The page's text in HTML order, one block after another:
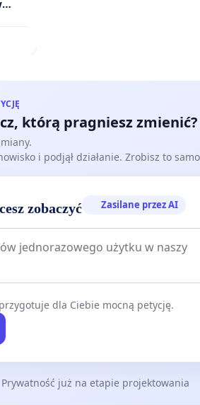
którą pragniesz zmienić?
i podjął działanie. Zrobisz to
zobaczyć Zasilane przez AI
dla Ciebie mocną petycję.
Prywatność już na etapie projektowania